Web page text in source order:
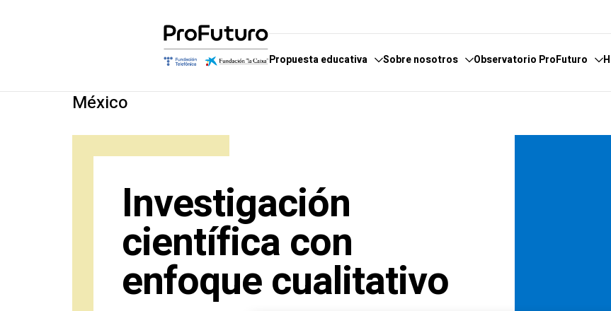
Propuesta educativa
Propuesta educativa
Aprender y educar en la era
Marcos de referencia
Unidades didácticas en el
marco para aprender
Objetivos y contenidos de las
Unidades Didácticas de
ProFuturo
Escuelas de conocimiento
Escuela de Matemáticas
Digital
Escuela de Pensamiento
Computacional e Inteligencia
Artificial
Educativa
Sobre nosotros
Quiénes somos
Gobierno
Reconocimientos
Observatorio ProFuturo
Glosario de temas
Categorías
México
Investigación
científica con
enfoque cualitativo